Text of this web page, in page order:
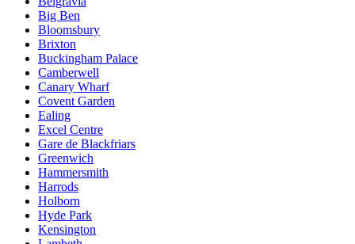
Big Ben
Bloomsbury
Brixton
Buckingham Palace
Camberwell
Canary Wharf
Covent Garden
Ealing
Excel Centre
Gare de Blackfriars
Greenwich
Hammersmith
Harrods
Holborn
Hyde Park
Kensington